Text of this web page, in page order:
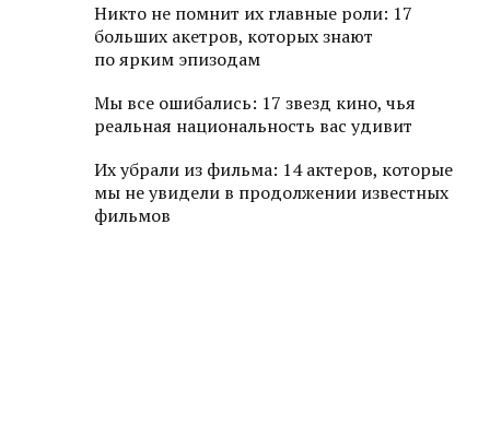
Никто не помнит их главные роли: 17
больших акетров, которых знают
по ярким эпизодам
Мы все ошибались: 17 звезд кино, чья
реальная национальность вас удивит
Их убрали из фильма: 14 актеров, которые
мы не увидели в продолжении известных
фильмов